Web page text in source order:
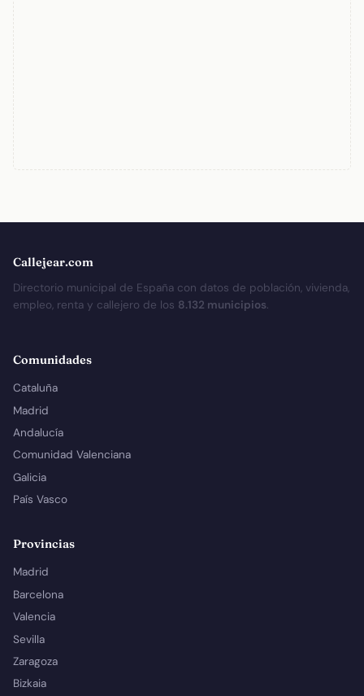
Callejear.com
Directorio municipal de España con datos de población, vivienda,
empleo, renta y callejero de los 8.132 municipios.
Comunidades
Cataluña
Madrid
Andalucía
Comunidad Valenciana
Galicia
País Vasco
Provincias
Madrid
Barcelona
Valencia
Sevilla
Zaragoza
Bizkaia